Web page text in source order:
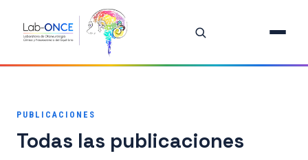
Investigación
PUBLICACIONES
Todas las publicaciones